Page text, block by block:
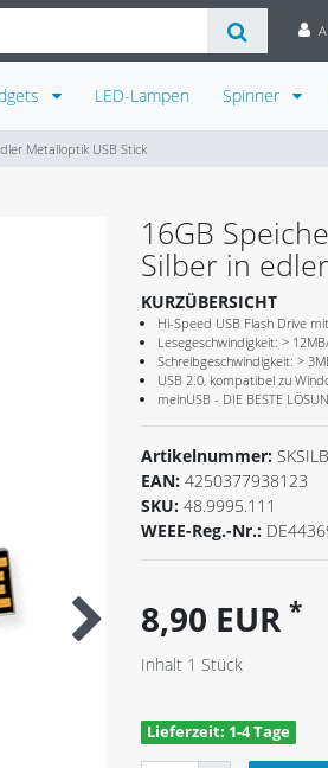
LED-Lampen Spinner
Metalloptik USB Stick
16GB
Silber in
KURZÜBERSICHT
Hi-Speed USB Flash Drive
Lesegeschwindigkeit: >
Schreibgeschwindigkeit: >
USB 2.0, kompatibel zu
meinUSB - DIE BESTE
Artikelnummer:
EAN: 4250377938123
SKU: 48.9995.111
WEEE-Reg.-Nr.:
8,90 EUR *
Inhalt 1 Stück
Lieferzeit: 1-4 Tage